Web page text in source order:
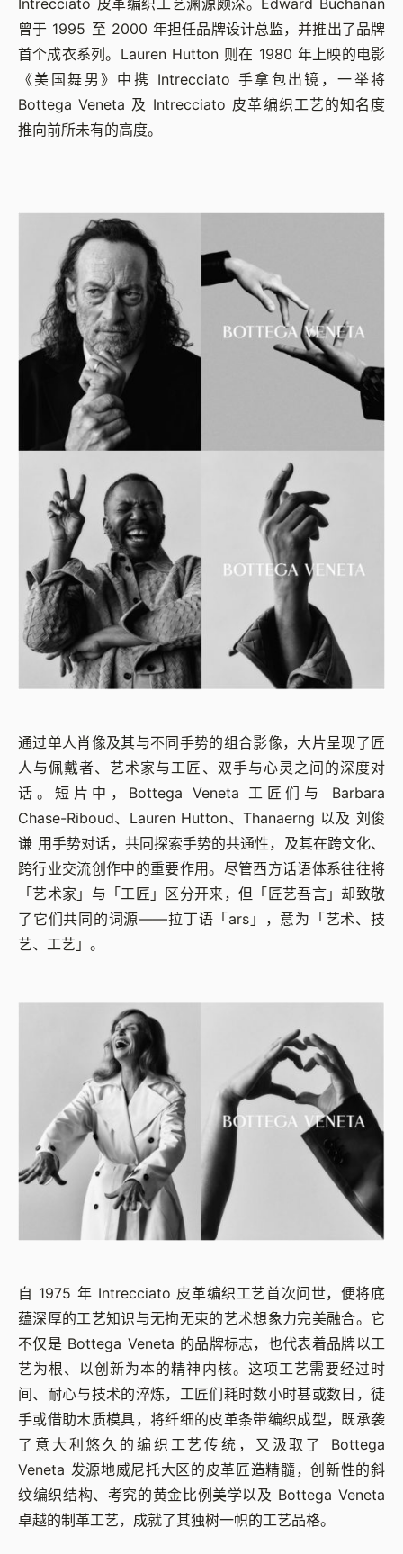
Intrecciato 皮革编织工艺渊源颇深。Edward Buchanan
曾于 1995 至 2000 年担任品牌设计总监，并推出了品牌
首个成衣系列。Lauren Hutton 则在 1980 年上映的电影
《美国舞男》中携 Intrecciato 手拿包出镜，一举将
Bottega Veneta 及 Intrecciato 皮革编织工艺的知名度
推向前所未有的高度。
通过单人肖像及其与不同手势的组合影像，大片呈现了匠
人与佩戴者、艺术家与工匠、双手与心灵之间的深度对
话。短片中，Bottega Veneta 工匠们与 Barbara
Chase-Riboud、Lauren Hutton、Thanaerng 以及 刘俊
谦 用手势对话，共同探索手势的共通性，及其在跨文化、
跨行业交流创作中的重要作用。尽管西方话语体系往往将
「艺术家」与「工匠」区分开来，但「匠艺吾言」却致敬
了它们共同的词源——拉丁语「ars」，意为「艺术、技
艺、工艺」。
自 1975 年 Intrecciato 皮革编织工艺首次问世，便将底
蕴深厚的工艺知识与无拘无束的艺术想象力完美融合。它
不仅是 Bottega Veneta 的品牌标志，也代表着品牌以工
艺为根、以创新为本的精神内核。这项工艺需要经过时
间、耐心与技术的淬炼，工匠们耗时数小时甚或数日，徒
手或借助木质模具，将纤细的皮革条带编织成型，既承袭
了意大利悠久的编织工艺传统，又汲取了 Bottega
Veneta 发源地威尼托大区的皮革匠造精髓，创新性的斜
纹编织结构、考究的黄金比例美学以及 Bottega Veneta
卓越的制革工艺，成就了其独树一帜的工艺品格。